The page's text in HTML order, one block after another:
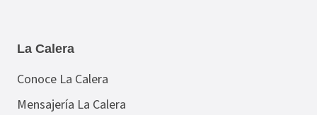
La Calera
Conoce La Calera
Mensajería La Calera